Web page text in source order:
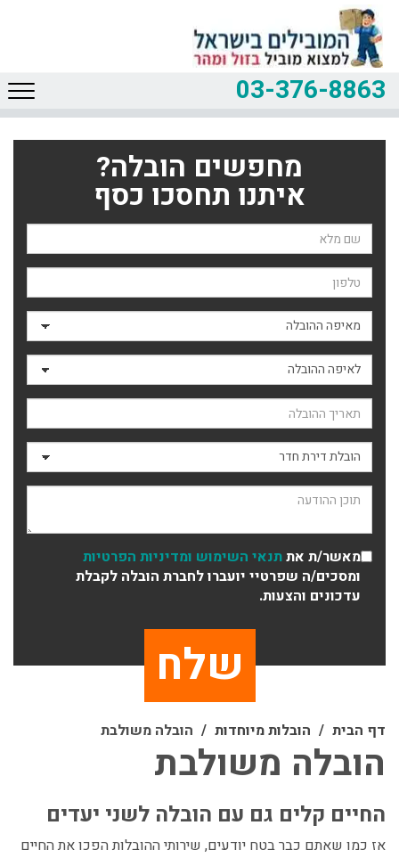
03-376-8863
מחפשים הובלה?
איתנו תחסכו כסף
שם השולח
טלפון
מאיפה ההובלה
לאיפה ההובלה
תאריך ההובלה
סוג ההובלה
תוכן ההודעה
מאשר/ת אתתנאי השימוש ומדיניות הפרטיות
ומסכים/ה שפרטיי יועברו לחברת הובלה לקבלת
עדכונים והצעות.
דף הבית הובלות מיוחדות הובלה משולבת
הובלה משולבת
החיים קלים גם עם הובלה לשני יעדים
אז כמו שאתם כבר בטח יודעים, שירותי ההובלות הפכו את החיים